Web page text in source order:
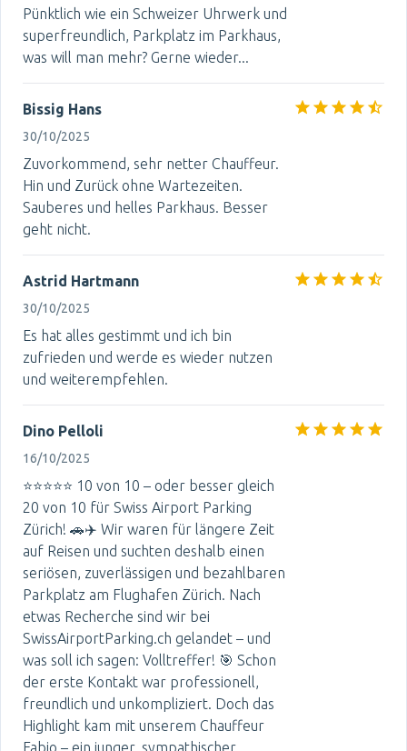
Pünktlich wie ein Schweizer Uhrwerk und
superfreundlich, Parkplatz im Parkhaus,
was will man mehr? Gerne wieder...
Bissig Hans
30/10/2025
Zuvorkommend, sehr netter Chauffeur.
Hin und Zurück ohne Wartezeiten.
Sauberes und helles Parkhaus. Besser
geht nicht.
Astrid Hartmann
30/10/2025
Es hat alles gestimmt und ich bin
zufrieden und werde es wieder nutzen
und weiterempfehlen.
Dino Pelloli
16/10/2025
⭐⭐⭐⭐⭐ 10 von 10 – oder besser gleich
20 von 10 für Swiss Airport Parking
Zürich! 🚗✈️ Wir waren für längere Zeit
auf Reisen und suchten deshalb einen
seriösen, zuverlässigen und bezahlbaren
Parkplatz am Flughafen Zürich. Nach
etwas Recherche sind wir bei
SwissAirportParking.ch gelandet – und
was soll ich sagen: Volltreffer! 🎯 Schon
der erste Kontakt war professionell,
freundlich und unkompliziert. Doch das
Highlight kam mit unserem Chauffeur
Fabio – ein junger, sympathischer